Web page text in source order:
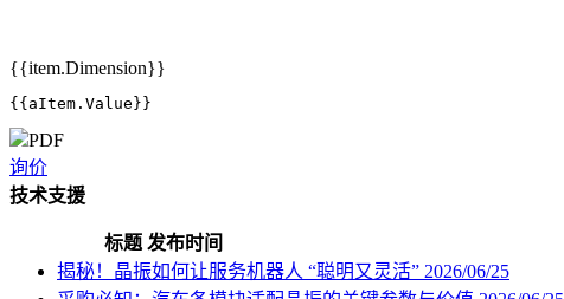
{{item.Dimension}}
{{aItem.Value}}
PDF
询价
技术支援
标题 发布时间
揭秘！晶振如何让服务机器人 “聪明又灵活” 2026/06/25